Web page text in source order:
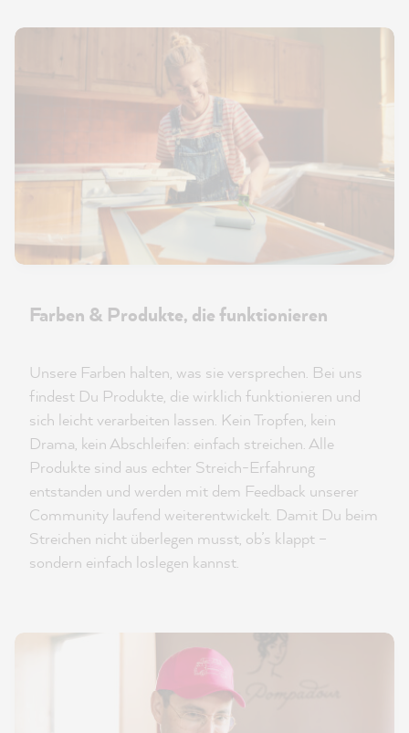
Farben & Produkte, die funktionieren
Unsere Farben halten, was sie versprechen. Bei uns
findest Du Produkte, die wirklich funktionieren und
sich leicht verarbeiten lassen. Kein Tropfen, kein
Drama, kein Abschleifen: einfach streichen. Alle
Produkte sind aus echter Streich-Erfahrung
entstanden und werden mit dem Feedback unserer
Community laufend weiterentwickelt. Damit Du beim
Streichen nicht überlegen musst, ob’s klappt –
sondern einfach loslegen kannst.